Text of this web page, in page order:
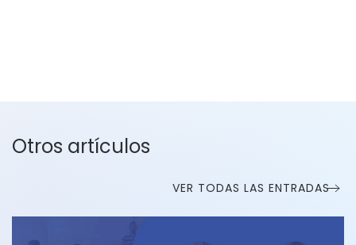
Otros artículos
VER TODAS LAS ENTRADAS